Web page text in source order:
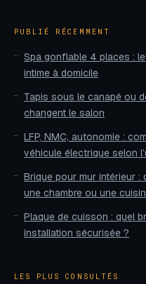
PUBLIÉ RÉCEMMENT
Spa gonflable 4 places :
intime à domicile
Tapis sous le canapé ou
changent le salon
LFP, NMC, autonomie :
véhicule électrique selon
Brique pour mur intérieur
une chambre ou une
Plaque de cuisson : quel
installation sécurisée ?
LES PLUS CONSULTÉS